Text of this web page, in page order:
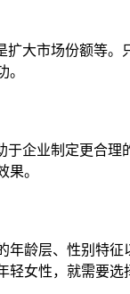
大市场份额等。
企业制定更合
。
龄层、性别特
女性，就需要选